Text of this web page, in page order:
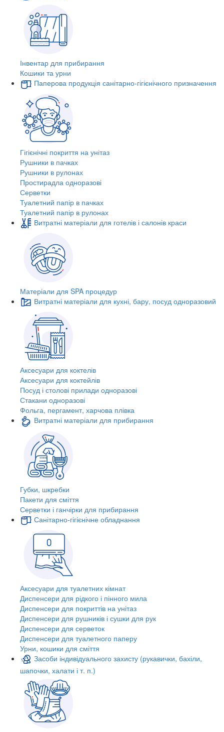
Інвентар для прибирання
Кошики та урни
Паперова продукція санітарно-гігієнічного призначення
Гігієнічні покриття на унітаз
Рушники в пачках
Рушники в рулонах
Простирадла одноразові
Серветки
Туалетний папір в пачках
Туалетний папір в рулонах
Витратні матеріали для готелів і салонів краси
Матеріали для SPA процедур
Витратні матеріали для кухні, бару, посуд одноразовий
Аксесуари для коктелів
Аксесуари для коктейлів
Посуд і столові прилади одноразові
Стакани одноразові
Фольга, пергамент, харчова плівка
Витратні матеріали для прибирання
Губки, шкребки
Пакети для сміття
Серветки і ганчірки для прибирання
Санітарно-гігієнічне обладнання
Аксесуари для туалетних кімнат
Диспенсери для рідкого і пінного мила
Диспенсери для покриттів на унітаз
Диспенсери для рушників і сушки для рук
Диспенсери для серветок
Диспенсери для туалетного паперу
Урни, кошики для сміття
Засоби індивідуального захисту (рукавички, бахіли,
шапочки, халати і т. п.)